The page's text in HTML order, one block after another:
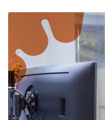
Aufenthalt bei
rechtzeitig zu
Sie die